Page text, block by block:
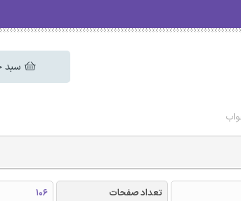
سبد
تعداد صفحات
106